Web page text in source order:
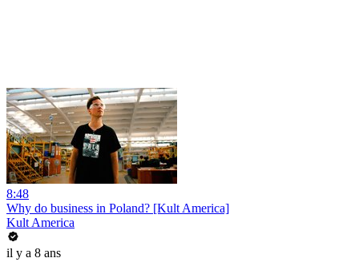
8:48
Why do business in Poland? [Kult America]
Kult America
il y a 8 ans